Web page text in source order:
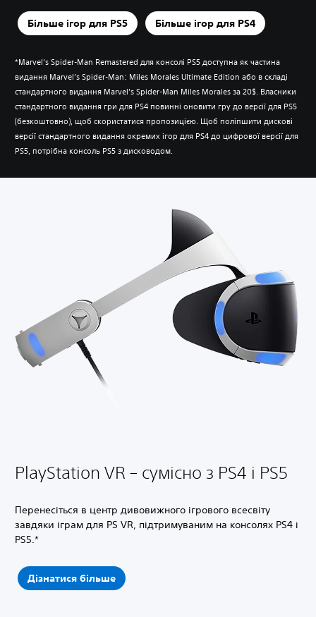
Більше ігор для PS5 Більше ігор для PS4
*Marvel’s Spider-Man Remastered для консолі PS5 доступна як частина
видання Marvel’s Spider-Man: Miles Morales Ultimate Edition або в складі
стандартного видання Marvel’s Spider-Man Miles Morales за 20$. Власники
стандартного видання гри для PS4 повинні оновити гру до версії для PS5
(безкоштовно), щоб скористатися пропозицією. Щоб поліпшити дискові
версії стандартного видання окремих ігор для PS4 до цифрової версії для
PS5, потрібна консоль PS5 з дисководом.
PlayStation VR – сумісно з PS4 і PS5
Перенесіться в центр дивовижного ігрового всесвіту
завдяки іграм для PS VR, підтримуваним на консолях PS4 і
PS5.*
Дізнатися більше